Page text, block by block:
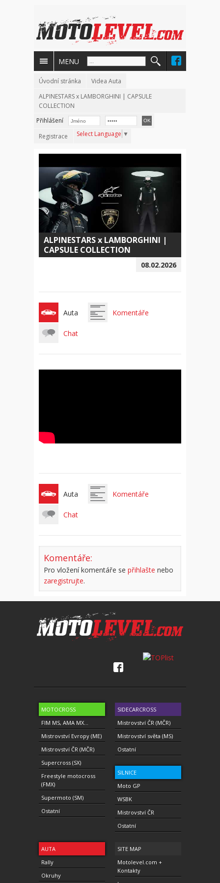
MENU
Úvodní stránka
Videa Auta
ALPINESTARS x LAMBORGHINI | CAPSULE
COLLECTION
Přihlášení
Registrace
Select Language ▼
ALPINESTARS x LAMBORGHINI |
CAPSULE COLLECTION
08.02.2026
Auta Komentáře
Chat
Auta Komentáře
Chat
Komentáře:
Pro vložení komentáře se přihlašte nebo
zaregistrujte.
MOTOCROSS
FIM MS, AMA MX...
Mistrovství Evropy (ME)
Mistrovství ČR (MČR)
Supercross (SX)
Freestyle motocross
(FMX)
Supermoto (SM)
Ostatní
SIDECARCROSS
Mistrovství ČR (MČR)
Mistrovství světa (MS)
Ostatní
SILNICE
Moto GP
WSBK
Mistrovství ČR
Ostatní
AUTA
Rally
Okruhy
SITE MAP
Motolevel.com +
Kontakty